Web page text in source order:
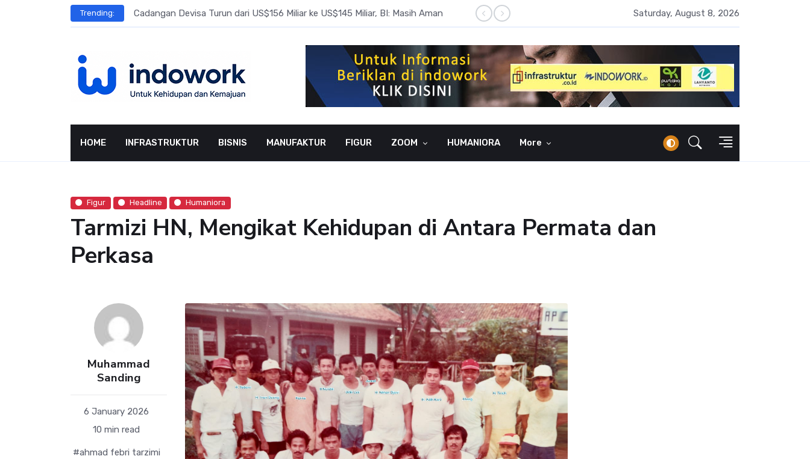
Trending: Cadangan Devisa Turun dari US$156 Miliar ke US$145 Miliar, BI: Masih Aman BI Rate Naik 100 Bps, Destry Sebut Stabilitas Rupiah Jadi Prioritas
Saturday, August 8, 2026
HOME INFRASTRUKTUR BISNIS MANUFAKTUR FIGUR ZOOM HUMANIORA More
Figur Headline Humaniora
Tarmizi HN, Mengikat Kehidupan di Antara Permata dan
Perkasa
Muhammad
Sanding
6 January 2026
10 min read
#ahmad febri tarzimi